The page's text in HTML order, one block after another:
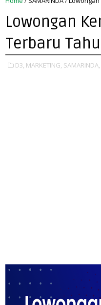
Lowongan
Terbaru
D3, MARKETING, SAMARINDA,